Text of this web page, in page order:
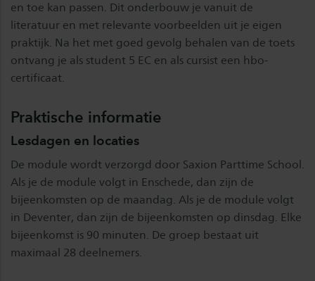
en toe kan passen. Dit onderbouw je vanuit de
literatuur en met relevante voorbeelden uit je eigen
praktijk. Na het met goed gevolg behalen van de toets
ontvang je als student 5 EC en als cursist een hbo-
certificaat.
Praktische informatie
Lesdagen en locaties
De module wordt verzorgd door Saxion Parttime School.
Als je de module volgt in Enschede, dan zijn de
bijeenkomsten op de maandag. Als je de module volgt
in Deventer, dan zijn de bijeenkomsten op dinsdag. Elke
bijeenkomst is 90 minuten. De groep bestaat uit
maximaal 28 deelnemers.